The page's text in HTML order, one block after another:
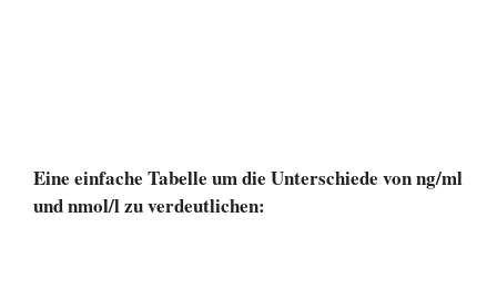
Eine einfache Tabelle um die Unterschiede von ng/ml
und nmol/l zu verdeutlichen: